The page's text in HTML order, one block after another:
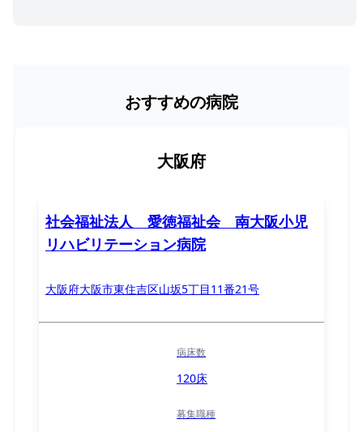
おすすめの病院
大阪府
社会福祉法人 愛徳福祉会 南大阪小児
リハビリテーション病院
大阪府大阪市東住吉区山坂5丁目11番21号
病床数
120床
募集職種